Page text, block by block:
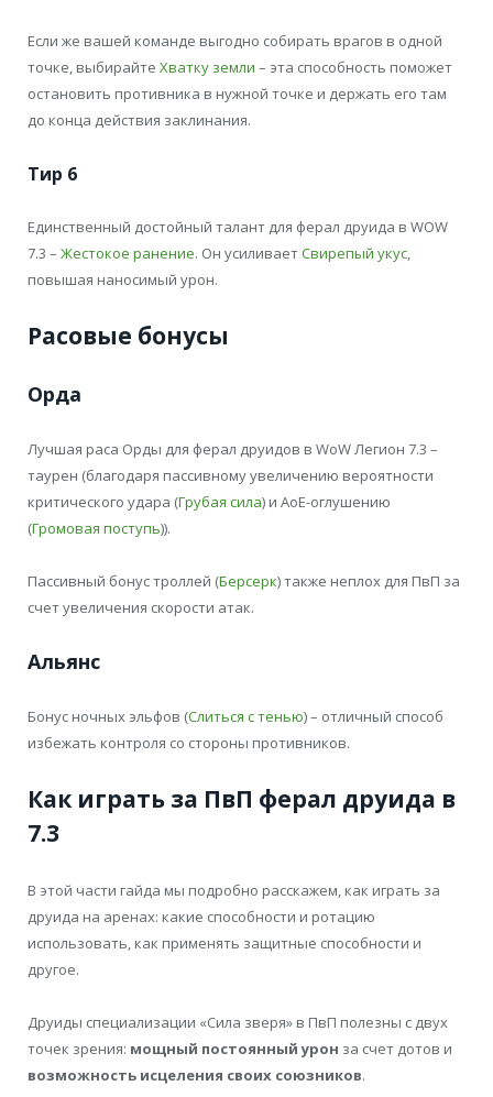
Если же вашей команде выгодно собирать врагов в одной
точке, выбирайте Хватку земли – эта способность поможет
остановить противника в нужной точке и держать его там
до конца действия заклинания.
Тир 6
Единственный достойный талант для ферал друида в WOW
7.3 – Жестокое ранение. Он усиливаетСвирепый укус
повышая наносимый урон.
Расовые бонусы
Орда
Лучшая раса Орды для ферал друидов в WoW Легион 7.3 –
таурен (благодаря пассивному увеличению вероятности
критического удара (Грубая сила) и АоЕ-оглушению
(Громовая поступь)).
Пассивный бонус троллей (Берсерк) также неплох для ПвП за
счет увеличения скорости атак.
Альянс
Бонус ночных эльфов (Слиться с тенью) – отличный способ
избежать контроля со стороны противников.
Как играть за ПвП ферал друида в
7.3
В этой части гайда мы подробно расскажем, как играть за
друида на аренах: какие способности и ротацию
использовать, как применять защитные способности и
другое.
Друиды специализации «Сила зверя» в ПвП полезны с двух
точек зрения: мощный постоянный урон за счет дотов и
возможность исцеления своих союзников.